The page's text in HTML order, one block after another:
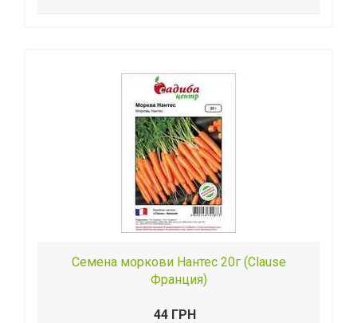
Семена моркови Нантес 20г (Clause
Франция)
44 ГРН